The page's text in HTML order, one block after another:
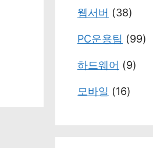
웹서버 (38)
PC운용팁 (99)
하드웨어 (9)
모바일 (16)